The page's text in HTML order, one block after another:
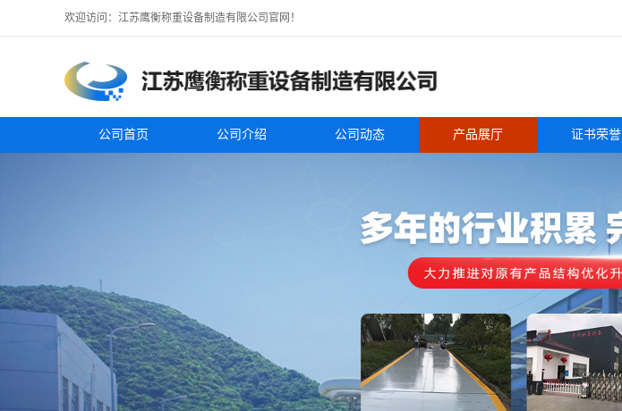
欢迎访问：江苏鹰衡称重设备制造有限公司官网！
公司首页 公司介绍 公司动态 产品展厅 证书荣誉